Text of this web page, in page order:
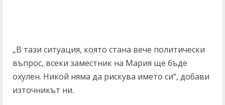
„В тази ситуация, която стана вече политически
въпрос, всеки заместник на Мария ще бъде
охулен. Никой няма да рискува името си“, добави
източникът ни.